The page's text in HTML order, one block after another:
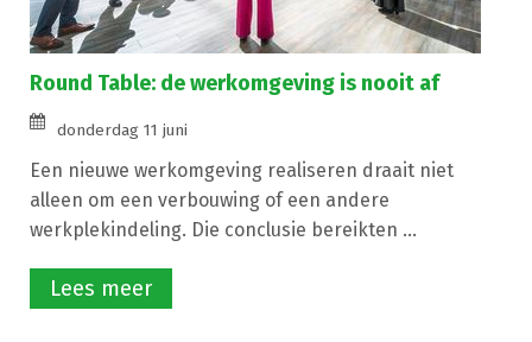
Round Table: de werkomgeving is nooit af
donderdag 11 juni
Een nieuwe werkomgeving realiseren draait niet
alleen om een verbouwing of een andere
werkplekindeling. Die conclusie bereikten ...
Lees meer